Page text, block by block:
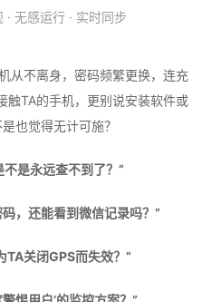
· 无感运行 · 实时同步
从不离身，密码频繁更换，连充
触TA的手机，更别说安装软件或
也觉得无计可施？
是永远查不到了？”
，还能看到微信记录吗？”
TA关闭GPS而失效？”